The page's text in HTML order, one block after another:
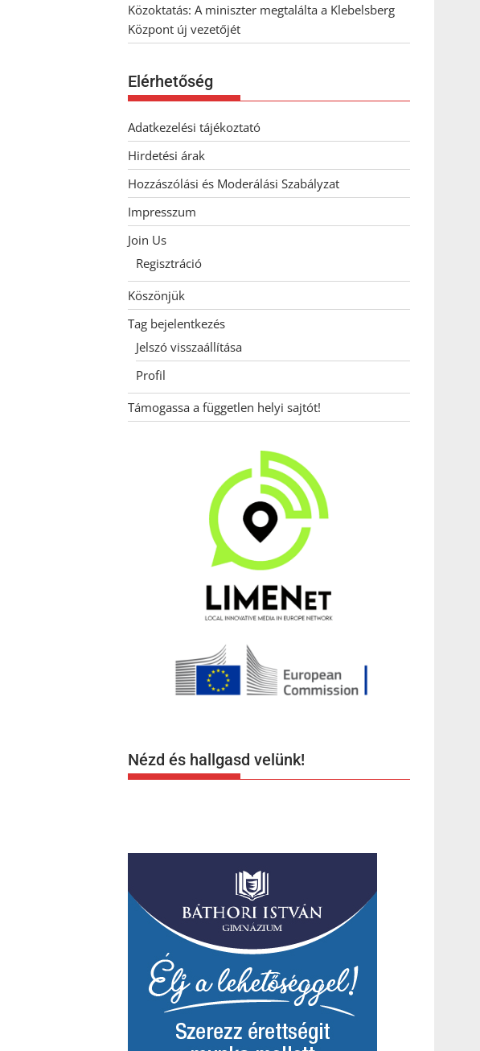
Közoktatás: A miniszter megtalálta a Klebelsberg
Központ új vezetőjét
Elérhetőség
Adatkezelési tájékoztató
Hirdetési árak
Hozzászólási és Moderálási Szabályzat
Impresszum
Join Us
Regisztráció
Köszönjük
Tag bejelentkezés
Jelszó visszaállítása
Profil
Támogassa a független helyi sajtót!
Nézd és hallgasd velünk!